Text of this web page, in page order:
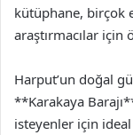
kütüphane, birçok
araştırmacılar
Harput’un doğal
**Karakaya
isteyenler için